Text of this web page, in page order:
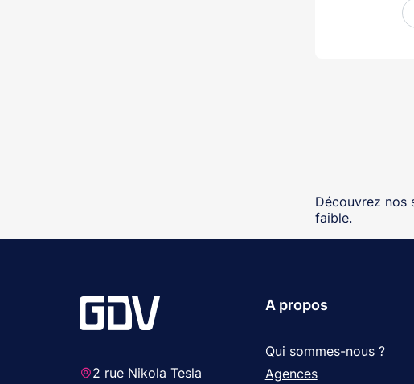
Découvrez nos
faible.
2 rue Nikola Tesla
A propos
Qui sommes-nous ?
Agences